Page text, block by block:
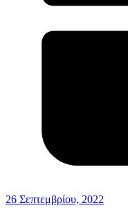
26 Σεπτεμβρίου, 2022